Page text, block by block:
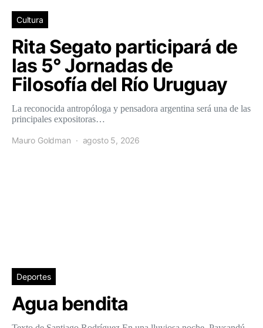
Cultura
Rita Segato participará de
las 5° Jornadas de
Filosofía del Río Uruguay
La reconocida antropóloga y pensadora argentina será una de las
principales expositoras…
Mauro Goldman agosto 5, 2026
Deportes
Agua bendita